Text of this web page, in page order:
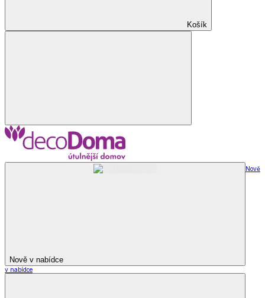
Košík
Nově v nabídce
Nově
v nabídce